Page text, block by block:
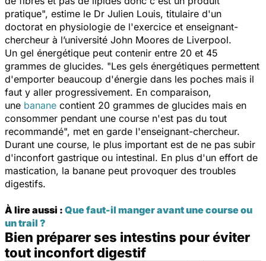
pratique", estime le Dr Julien Louis, titulaire d'un
doctorat en physiologie de l'exercice et enseignant-
chercheur à l’université John Moores de Liverpool.
Un gel énergétique peut contenir entre 20 et 45
grammes de glucides. "Les gels énergétiques permettent
d'emporter beaucoup d'énergie dans les poches mais il
faut y aller progressivement. En comparaison,
une banane contient 20 grammes de glucides mais en
consommer pendant une course n'est pas du tout
recommandé", met en garde l'enseignant-chercheur.
Durant une course, le plus important est de ne pas subir
d'inconfort gastrique ou intestinal. En plus d'un effort de
mastication, la banane peut provoquer des troubles
digestifs.
À lire aussi : Que faut-il manger avant une course ou
un trail ?
Bien préparer ses intestins pour éviter
tout inconfort digestif